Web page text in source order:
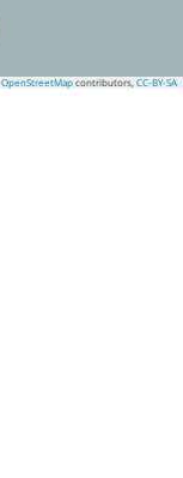
OpenStreetMap contributors, CC-BY-SA